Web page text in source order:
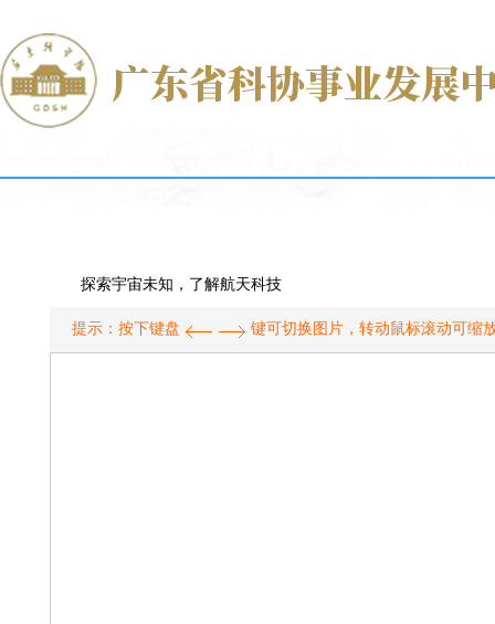
探索宇宙未知，了解航天科技
提示：按下键盘 键可切换图片，转动鼠标滚动可缩